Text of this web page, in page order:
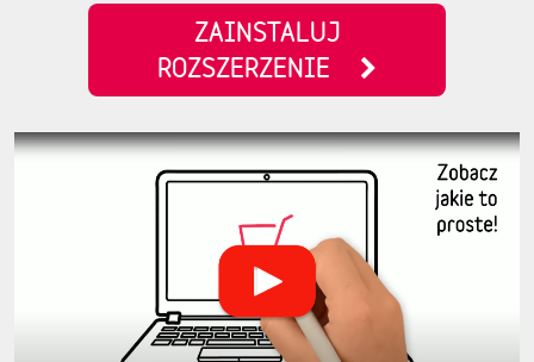
ZAINSTALUJ
ROZSZERZENIE